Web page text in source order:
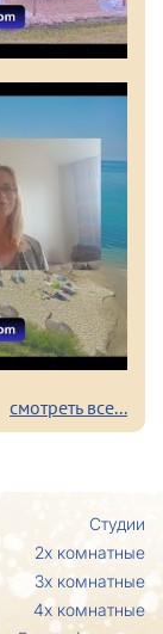
смотреть все...
Студии
2х комнатные
3х комнатные
4х комнатные